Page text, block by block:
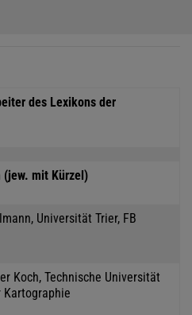
des Lexikons der
(jew. mit Kürzel)
Universität Trier, FB
Koch, Technische Universität